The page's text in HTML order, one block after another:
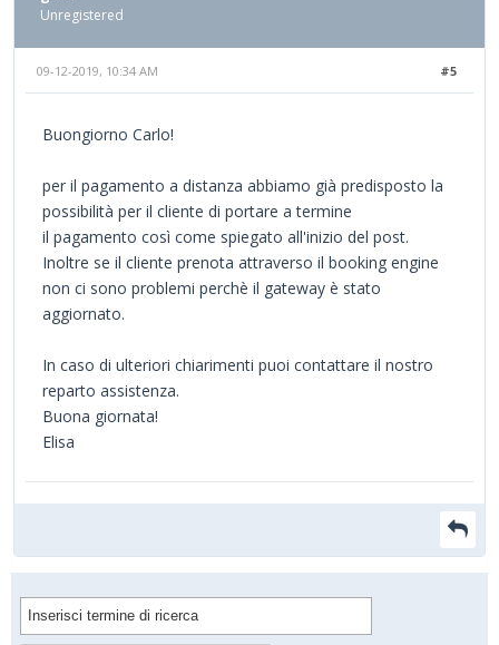
Unregistered
#5
09-12-2019, 10:34 AM
Buongiorno Carlo!
per il pagamento a distanza abbiamo già predisposto la
possibilità per il cliente di portare a termine
il pagamento così come spiegato all'inizio del post.
Inoltre se il cliente prenota attraverso il booking engine
non ci sono problemi perchè il gateway è stato
aggiornato.
In caso di ulteriori chiarimenti puoi contattare il nostro
reparto assistenza.
Buona giornata!
Elisa